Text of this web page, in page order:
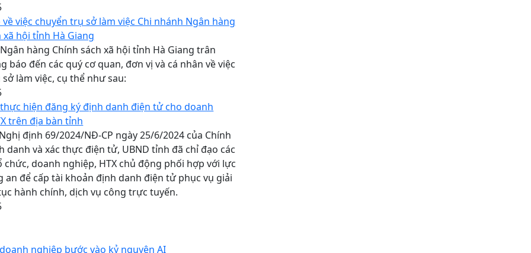
việc chuyển trụ sở làm việc Chi nhánh Ngân hàng
xã hội tỉnh Hà Giang
hàng Chính sách xã hội tỉnh Hà Giang trân
báo đến các quý cơ quan, đơn vị và cá nhân về việc
làm việc, cụ thể như sau:
hiện đăng ký định danh điện tử cho doanh
trên địa bàn tỉnh
định 69/2024/NĐ-CP ngày 25/6/2024 của Chính
danh và xác thực điện tử, UBND tỉnh đã chỉ đạo các
chức, doanh nghiệp, HTX chủ động phối hợp với lực
an để cấp tài khoản định danh điện tử phục vụ giải
hành chính, dịch vụ công trực tuyến.